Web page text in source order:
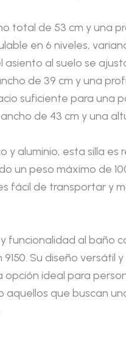
total de 53 cm y una
en 6 niveles,
asiento al suelo se
de 39 cm y una
suficiente para una
de 43 cm y una
y aluminio, esta silla es
un peso máximo de
fácil de transportar y
funcionalidad al baño
Su diseño versátil
opción ideal para
aquellos que buscan